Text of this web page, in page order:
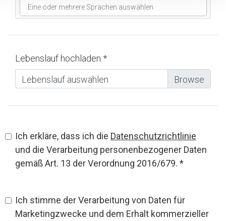
zugreifen, den Sie über die Cookie-Richtlinie oder über
dieses Banner erreichen können.
Lebenslauf hochladen *
Lebenslauf auswählen
Ich erkläre, dass ich die Datenschutzrichtlinie
und die Verarbeitung personenbezogener Daten
gemäß Art. 13 der Verordnung 2016/679. *
Ich stimme der Verarbeitung von Daten für
Marketingzwecke und dem Erhalt kommerzieller